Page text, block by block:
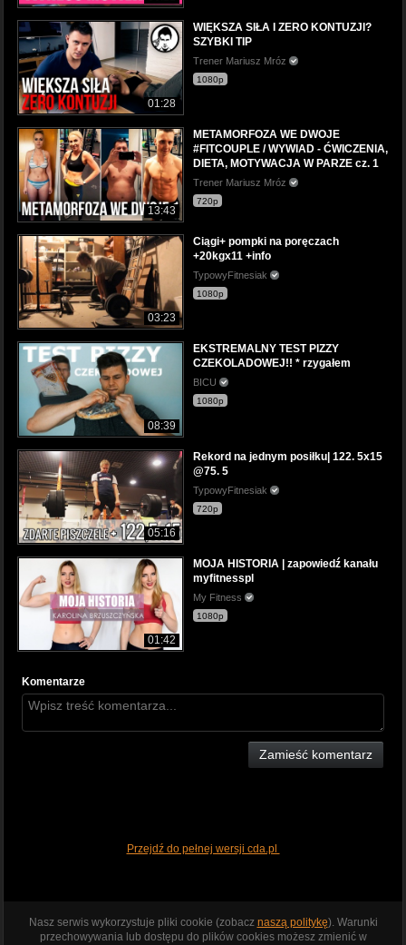
01:28
WIĘKSZA SIŁA I ZERO KONTUZJI?
SZYBKI TIP
Trener Mariusz Mróz
1080p
13:43
METAMORFOZA WE DWOJE
#FITCOUPLE / WYWIAD - ĆWICZENIA,
DIETA, MOTYWACJA W PARZE cz. 1
Trener Mariusz Mróz
720p
03:23
Ciągi+ pompki na poręczach
+20kgx11 +info
TypowyFitnesiak
1080p
08:39
EKSTREMALNY TEST PIZZY
CZEKOLADOWEJ!! * rzygałem
BICU
1080p
05:16
Rekord na jednym posiłku| 122. 5x15
@75. 5
TypowyFitnesiak
720p
01:42
MOJA HISTORIA | zapowiedź kanału
myfitnesspl
My Fitness
1080p
Komentarze
Zamieść komentarz
Przejdź do pełnej wersji cda.pl
Nasz serwis wykorzystuje pliki cookie (zobacz naszą politykę). Warunki
przechowywania lub dostępu do plików cookies możesz zmienić w